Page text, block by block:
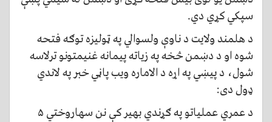
سپکي کړي دي.
د هلمند ولایت د ناوې ولسوالي په ټولیزه توګه فتحه
شوه او د دښمن څخه په زیاته پیمانه غنیمتونو ترلاسه
شول، د پیښي په اړه د الاماره ویب پاڼي خبر په لاندي
ډول دی:
د عمري عملیاتو په ګړندي بهیر کې نن سهاروختي ۵